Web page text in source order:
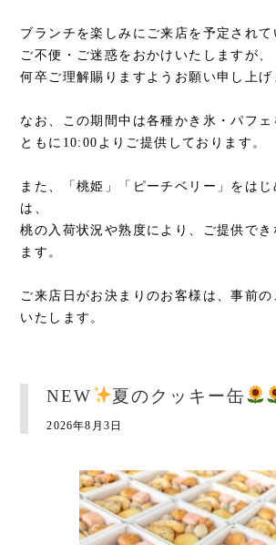
ブランチを楽しみにご来店を予定されて
ご不便・ご迷惑をおかけいたしますが、
何卒ご理解賜りますようお願い申し上げ
なお、この期間中は各種かき氷・パフ
ともに10:00よりご提供しております。
また、「桃姫」「ピーチベリー」をは
は、
桃の入荷状況や熟度により、ご提供で
ます。
ご来店日がお決まりのお客様は、事前
いたします。
NEW 夏のクッキー缶
2026年8月3日